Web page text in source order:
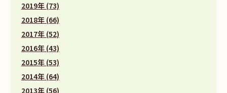
2019年 (73)
2018年 (66)
2017年 (52)
2016年 (43)
2015年 (53)
2014年 (64)
2013年 (56)